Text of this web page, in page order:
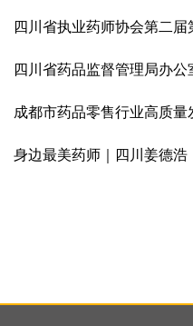
四川省执业药师协会第二
四川省药品监督管理局办
成都市药品零售行业高质
身边最美药师｜四川姜德浩